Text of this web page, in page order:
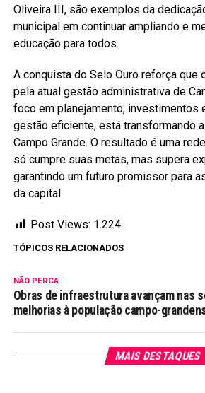
Oliveira III, são exemplos da
municipal em continuar ampliando e
educação para todos.
A conquista do Selo Ouro reforça que
pela atual gestão administrativa de
foco em planejamento, investimentos
gestão eficiente, está transformando
Campo Grande. O resultado é uma
só cumpre suas metas, mas supera
garantindo um futuro promissor para
da capital.
Post Views: 1.224
TÓPICOS RELACIONADOS
NÃO PERCA
Obras de infraestrutura avançam nas
melhorias à população campo-
MAIS DESTAQUES